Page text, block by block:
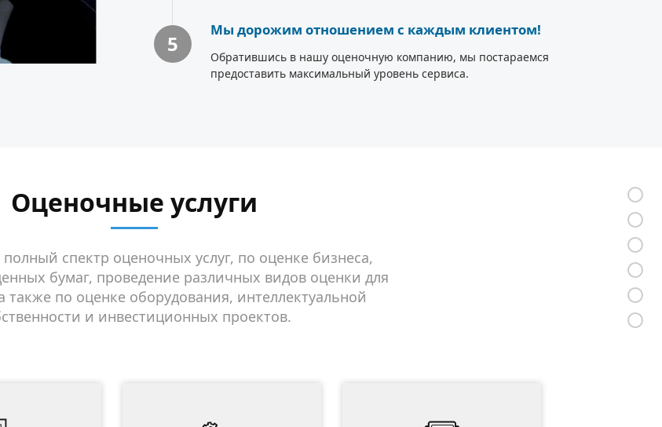
5
Мы дорожим отношением с каждым клиентом!
Обратившись в нашу оценочную компанию, мы постараемся
предоставить максимальный уровень сервиса.
Оценочные услуги
спектр оценочных услуг, по оценке бизнеса,
бумаг, проведение различных видов оценки для
по оценке оборудования, интеллектуальной
и инвестиционных проектов.